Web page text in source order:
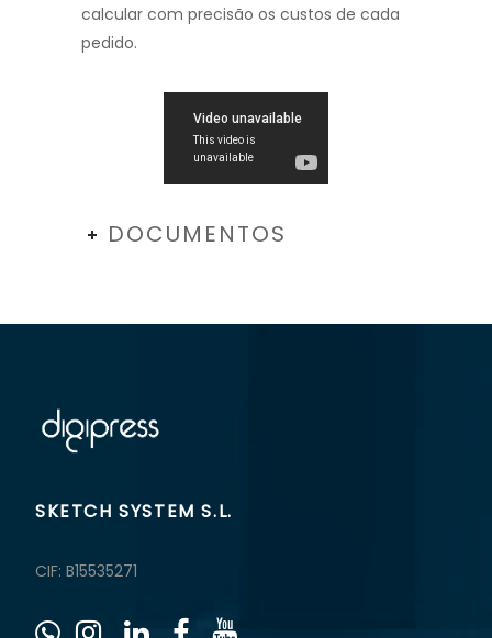
calcular com precisão os custos de cada
pedido.
DOCUMENTOS
SKETCH SYSTEM S.L.
CIF: B15535271